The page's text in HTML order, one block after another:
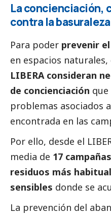
La concienciación,
contra la basuraleza
Para poder prevenir
en espacios naturales,
LIBERA consideran
de concienciación
problemas asociados
encontrada en las
Por ello, desde el
media de 17
residuos más
sensibles donde se
La prevención del